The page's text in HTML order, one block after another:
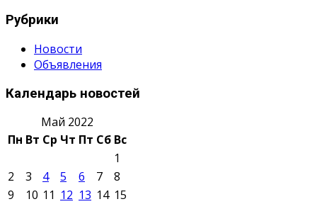
Рубрики
Новости
Объявления
Календарь новостей
Май 2022
Пн Вт Ср Чт Пт Сб Вс
1
2
3 4 5 6 7
8
9
10 11 12 13 14 15